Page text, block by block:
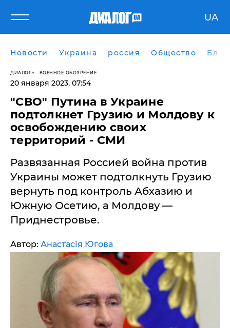
UA
Новости Украина россия Общество
ДИАЛОГ ВОЕННОЕ ОБОЗРЕНИЕ
20 января 2023, 07:54
"СВО" Путина в Украине
подтолкнет Грузию и Молдову к
освобождению своих
территорий - СМИ
Развязанная Россией война против
Украины может подтолкнуть Грузию
вернуть под контроль Абхазию и
Южную Осетию, а Молдову —
Приднестровье.
Автор: Анастасія Югова